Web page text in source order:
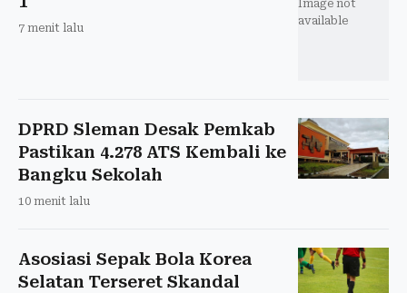
7 menit lalu
Image not
available
DPRD Sleman Desak Pemkab
Pastikan 4.278 ATS Kembali ke
Bangku Sekolah
10 menit lalu
Asosiasi Sepak Bola Korea
Selatan Terseret Skandal